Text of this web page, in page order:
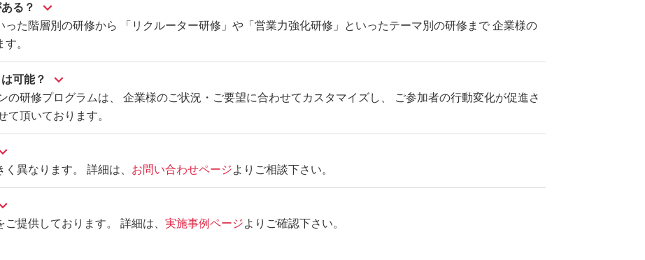
る？
った階層別の研修から 「リクルーター研修」や「営業力強化研修」といったテーマ別の研修まで 企業様の
。
可能？
の研修プログラムは、 企業様のご状況・ご要望に合わせてカスタマイズし、 ご参加者の行動変化が促進さ
て頂いております。
異なります。 詳細は、 お問い合わせページよりご相談下さい。
提供しております。 詳細は、 実施事例ページよりご確認下さい。